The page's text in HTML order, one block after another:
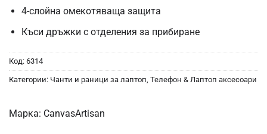
4-слойна омекотяваща защита
Къси дръжки с отделения за прибиране
Код: 6314
Категории: Чанти и раници за лаптоп Телефон & Лаптоп аксесоари
Марка: CanvasArtisan